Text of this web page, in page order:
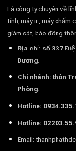
Là công ty chuyên về
tính, máy in, máy chấm
giám sát, báo động
Địa chỉ: số 337
Dương.
Chi nhánh: thôn
Phòng.
Hotline:
Hotline:
Email: